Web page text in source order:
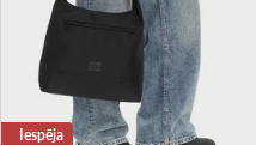
Iespēja